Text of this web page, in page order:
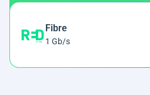
Fibre
1 Gb/s